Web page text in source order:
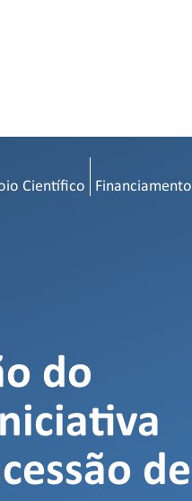
Científico Financiamento
do
de